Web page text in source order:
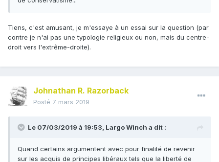
Tiens, c'est amusant, je m'essaye à un essai sur la question (par
contre je n'ai pas une typologie religieux ou non, mais du centre-
droit vers l'extrême-droite).
Johnathan R. Razorback
Posté 7 mars 2019
Le 07/03/2019 à 19:53, Largo Winch a dit :
Quand certains argumentent avec pour finalité de revenir
sur les acquis de principes libéraux tels que la liberté de